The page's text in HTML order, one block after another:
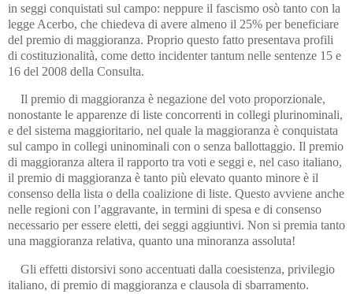
in seggi conquistati sul campo: neppure il fascismo osò tanto con la
legge Acerbo, che chiedeva di avere almeno il 25% per beneficiare
del premio di maggioranza. Proprio questo fatto presentava profili
di costituzionalità, come detto incidenter tantum nelle sentenze 15 e
16 del 2008 della Consulta.
Il premio di maggioranza è negazione del voto proporzionale,
nonostante le apparenze di liste concorrenti in collegi plurinominali,
e del sistema maggioritario, nel quale la maggioranza è conquistata
sul campo in collegi uninominali con o senza ballottaggio. Il premio
di maggioranza altera il rapporto tra voti e seggi e, nel caso italiano,
il premio di maggioranza è tanto più elevato quanto minore è il
consenso della lista o della coalizione di liste. Questo avviene anche
nelle regioni con l’aggravante, in termini di spesa e di consenso
necessario per essere eletti, dei seggi aggiuntivi. Non si premia tanto
una maggioranza relativa, quanto una minoranza assoluta!
Gli effetti distorsivi sono accentuati dalla coesistenza, privilegio
italiano, di premio di maggioranza e clausola di sbarramento.